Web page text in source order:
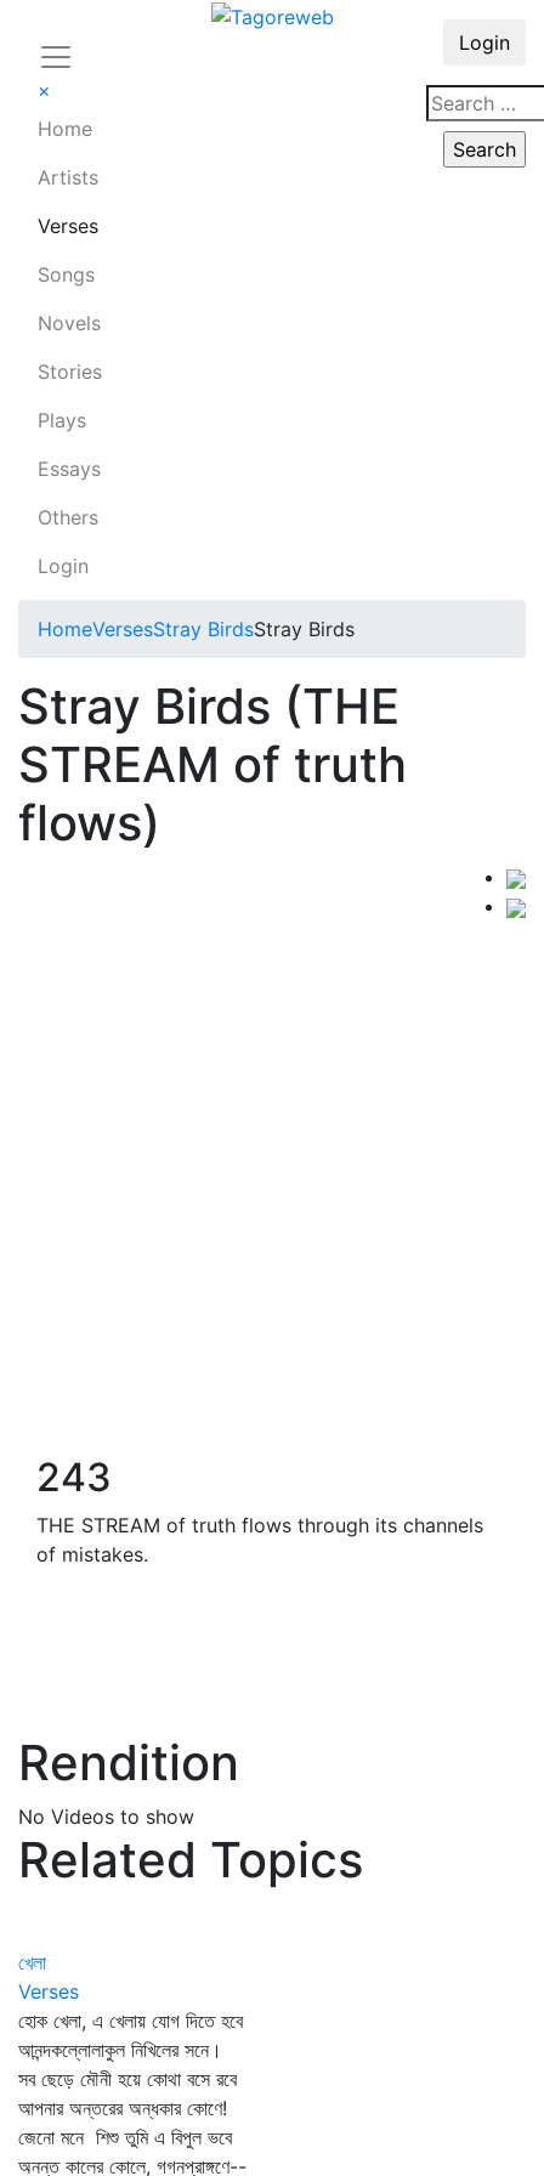
×
Home
Artists
Verses
Songs
Novels
Stories
Plays
Essays
Others
Login
Login
HomeVersesStray BirdsStray Birds
Stray Birds (THE
STREAM of truth
flows)
243
THE STREAM of truth flows through its channels
of mistakes.
Rendition
No Videos to show
Related Topics
খেলা
Verses
হোক খেলা, এ খেলায় যোগ দিতে হবে
আনন্দকল্লোলাকুল নিখিলের সনে।
সব ছেড়ে মৌনী হয়ে কোথা বসে রবে
আপনার অন্তরের অন্ধকার কোণে!
জেনো মনে শিশু তুমি এ বিপুল ভবে
অনন্ত কালের কোলে, গগনপ্রাঙ্গণে--